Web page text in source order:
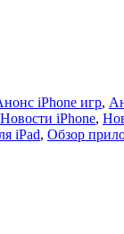
iPhone игр,
Новости iPhone,
iPad, Обзор